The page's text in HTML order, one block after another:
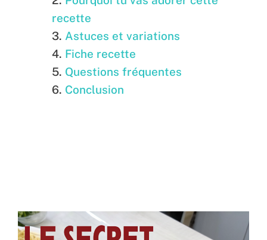
recette
Astuces et variations
Fiche recette
Questions fréquentes
Conclusion